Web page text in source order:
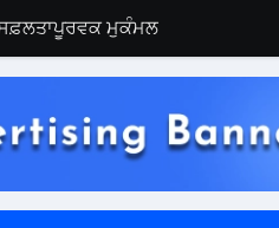
ਸਫ਼ਲਤਾਪੂਰਵਕ ਮੁਕੰਮਲ
ਦੌੜੇ ਨੌਜਵਾਨ
ਪ੍ਰੋਗਰਾਮ
ਕੌਰ ਭੁੱਲਰ